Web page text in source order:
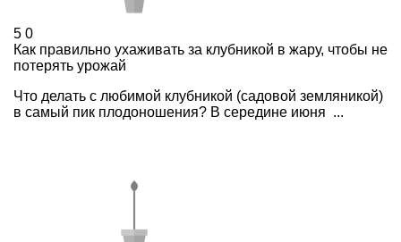
5 0
Как правильно ухаживать за клубникой в жару, чтобы не
потерять урожай
Что делать с любимой клубникой (садовой земляникой)
в самый пик плодоношения? В середине июня ...